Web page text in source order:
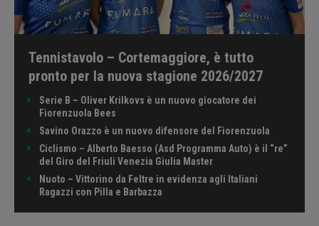
Tennistavolo – Cortemaggiore, è tutto
pronto per la nuova stagione 2026/2027
Serie B – Oliver Krilkovs è un nuovo giocatore dei
Fiorenzuola Bees
Savino Orazzo è un nuovo difensore del Fiorenzuola
Ciclismo – Alberto Baesso (Asd Programma Auto) è il “re”
del Giro del Friuli Venezia Giulia Master
Nuoto – Vittorino da Feltre in evidenza agli Italiani
Ragazzi con Pilla e Barbazza